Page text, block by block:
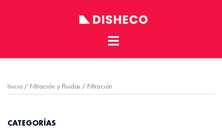
content
Toggle
menu
Inicio / Filtración y fluidos / Filtración
CATEGORÍAS